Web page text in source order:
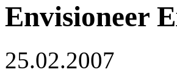
Envisioneer
25.02.2007